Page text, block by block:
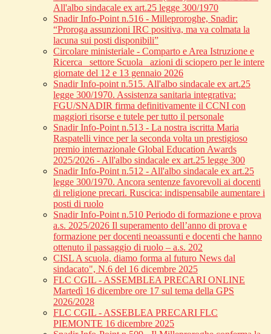
All'albo sindacale ex art.25 legge 300/1970
Snadir Info-Point n.516 - Milleproroghe, Snadir:
“Proroga assunzioni IRC positiva, ma va colmata la
lacuna sui posti disponibili”
Circolare ministeriale - Comparto e Area Istruzione e
Ricerca_ settore Scuola_ azioni di sciopero per le intere
giornate del 12 e 13 gennaio 2026
Snadir Info-point n.515. All'albo sindacale ex art.25
legge 300/1970. Assistenza sanitaria integrativa:
FGU/SNADIR firma definitivamente il CCNI con
maggiori risorse e tutele per tutto il personale
Snadir Info-Point n.513 - La nostra iscritta Maria
Raspatelli vince per la seconda volta un prestigioso
premio internazionale Global Education Awards
2025/2026 - All'albo sindacale ex art.25 legge 300
Snadir Info-Point n.512 - All'albo sindacale ex art.25
legge 300/1970. Ancora sentenze favorevoli ai docenti
di religione precari. Ruscica: indispensabile aumentare i
posti di ruolo
Snadir Info-Point n.510 Periodo di formazione e prova
a.s. 2025/2026 Il superamento dell’anno di prova e
formazione per docenti neoassunti e docenti che hanno
ottenuto il passaggio di ruolo – a.s. 202
CISL A scuola, diamo forma al futuro News dal
sindacato", N.6 del 16 dicembre 2025
FLC CGIL - ASSEMBLEA PRECARI ONLINE
Martedì 16 dicembre ore 17 sul tema della GPS
2026/2028
FLC CGIL - ASSEBLEA PRECARI FLC
PIEMONTE 16 dicembre 2025